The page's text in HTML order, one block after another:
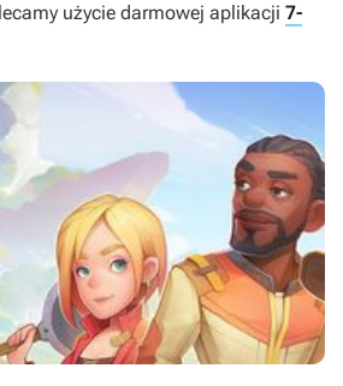
użycie darmowej aplikacji 7-